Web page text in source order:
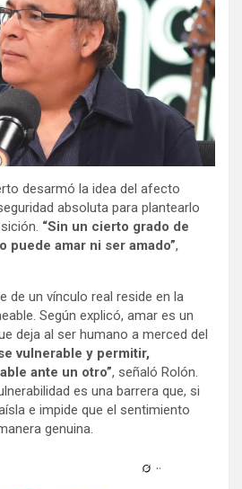
desarmó la idea del afecto
absoluta para plantearlo
“Sin un cierto grado de
puede amar ni ser amado”,
de un vínculo real reside en la
Según explicó, amar es un
deja al ser humano a merced del
vulnerable y permitir,
ante un otro”, señaló Rolón.
es una barrera que, si
e impide que el sentimiento
genuina.